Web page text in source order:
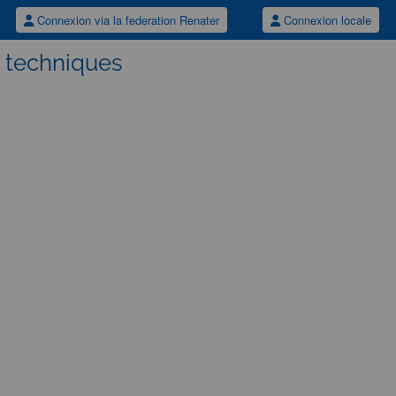
Connexion via la federation Renater Connexion locale